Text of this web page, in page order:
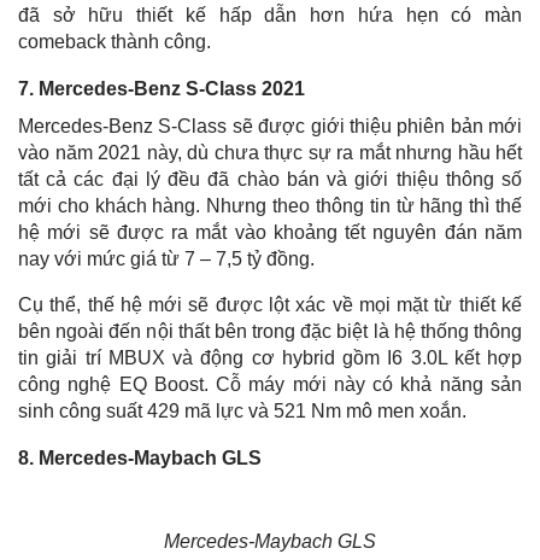
đã sở hữu thiết kế hấp dẫn hơn hứa hẹn có màn
comeback thành công.
7. Mercedes-Benz S-Class 2021
Mercedes-Benz S-Class sẽ được giới thiệu phiên bản mới
vào năm 2021 này, dù chưa thực sự ra mắt nhưng hầu hết
tất cả các đại lý đều đã chào bán và giới thiệu thông số
mới cho khách hàng. Nhưng theo thông tin từ hãng thì thế
hệ mới sẽ được ra mắt vào khoảng tết nguyên đán năm
nay với mức giá từ 7 – 7,5 tỷ đồng.
Cụ thể, thế hệ mới sẽ được lột xác về mọi mặt từ thiết kế
bên ngoài đến nội thất bên trong đặc biệt là hệ thống thông
tin giải trí MBUX và động cơ hybrid gồm I6 3.0L kết hợp
công nghệ EQ Boost. Cỗ máy mới này có khả năng sản
sinh công suất 429 mã lực và 521 Nm mô men xoắn.
8. Mercedes-Maybach GLS
Mercedes-Maybach GLS